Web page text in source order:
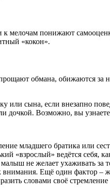
мелочам понижают
«кокон».
обмана, обижаются за
или сына, если внезапно
дочкой. Возможно, вы
младшего братика или
«взрослый» ведётся себя,
не желает ухаживать за
внимания. Ещё один фактор
словами своё